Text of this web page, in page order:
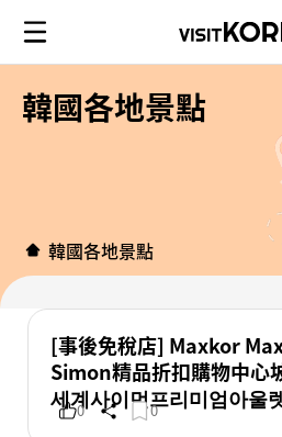
韓國各地景點
韓國各地景點
[事後免稅店] Maxkor
Simon精品折扣購物中心
세계사이먼프리미엄아울
0 0